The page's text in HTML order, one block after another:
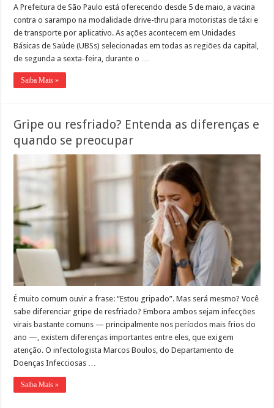
A Prefeitura de São Paulo está oferecendo desde 5 de maio, a vacina
contra o sarampo na modalidade drive-thru para motoristas de táxi e
de transporte por aplicativo. As ações acontecem em Unidades
Básicas de Saúde (UBSs) selecionadas em todas as regiões da capital,
de segunda a sexta-feira, durante o …
Saiba Mais »
Gripe ou resfriado? Entenda as diferenças e
quando se preocupar
É muito comum ouvir a frase: “Estou gripado”. Mas será mesmo? Você
sabe diferenciar gripe de resfriado? Embora ambos sejam infecções
virais bastante comuns — principalmente nos períodos mais frios do
ano —, existem diferenças importantes entre eles, que exigem
atenção. O infectologista Marcos Boulos, do Departamento de
Doenças Infecciosas …
Saiba Mais »